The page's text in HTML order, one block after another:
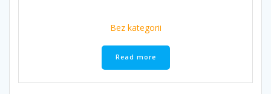
Bez kategorii
Read more